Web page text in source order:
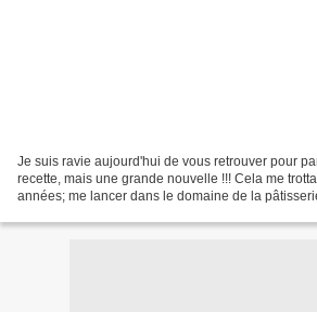
Je suis ravie aujourd'hui de vous retrouver pour
recette, mais une grande nouvelle !!! Cela me
années; me lancer dans le domaine de la